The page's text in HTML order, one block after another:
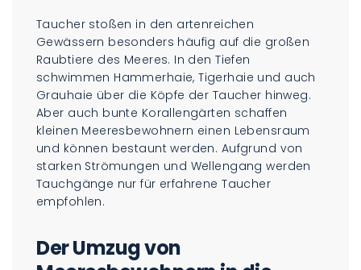
Taucher stoßen in den artenreichen
Gewässern besonders häufig auf die großen
Raubtiere des Meeres. In den Tiefen
schwimmen Hammerhaie, Tigerhaie und auch
Grauhaie über die Köpfe der Taucher hinweg.
Aber auch bunte Korallengärten schaffen
kleinen Meeresbewohnern einen Lebensraum
und können bestaunt werden. Aufgrund von
starken Strömungen und Wellengang werden
Tauchgänge nur für erfahrene Taucher
empfohlen.
Der Umzug von